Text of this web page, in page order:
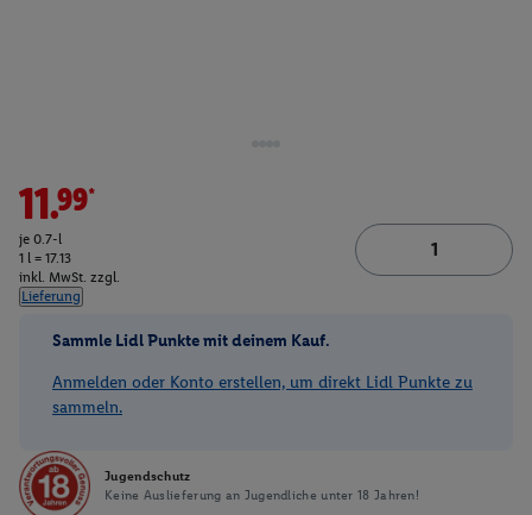
11.99*
je 0.7-l
1 l = 17.13
inkl. MwSt. zzgl.
Lieferung
Sammle Lidl Punkte mit deinem Kauf.
Anmelden oder Konto erstellen, um direkt Lidl Punkte zu
sammeln.
Jugendschutz
Keine Auslieferung an Jugendliche unter 18 Jahren!